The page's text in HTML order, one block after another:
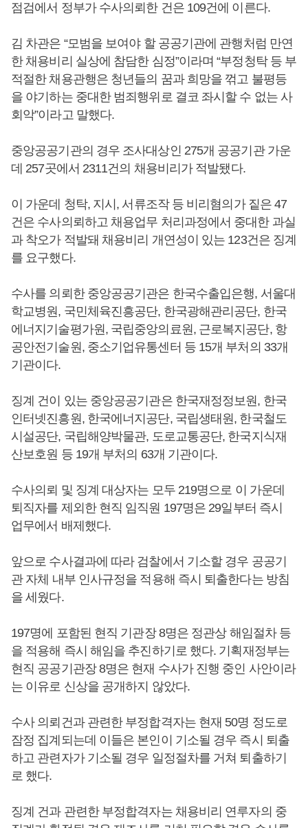
점검에서 정부가 수사의뢰한 건은 109건에 이른다.
김 차관은 “모범을 보여야 할 공공기관에 관행처럼 만연
한 채용비리 실상에 참담한 심정”이라며 “부정청탁 등 부
적절한 채용관행은 청년들의 꿈과 희망을 꺾고 불평등
을 야기하는 중대한 범죄행위로 결코 좌시할 수 없는 사
회악”이라고 말했다.
중앙공공기관의 경우 조사대상인 275개 공공기관 가운
데 257곳에서 2311건의 채용비리가 적발됐다.
이 가운데 청탁, 지시, 서류조작 등 비리혐의가 짙은 47
건은 수사의뢰하고 채용업무 처리과정에서 중대한 과실
과 착오가 적발돼 채용비리 개연성이 있는 123건은 징계
를 요구했다.
수사를 의뢰한 중앙공공기관은 한국수출입은행, 서울대
학교병원, 국민체육진흥공단, 한국광해관리공단, 한국
에너지기술평가원, 국립중앙의료원, 근로복지공단, 항
공안전기술원, 중소기업유통센터 등 15개 부처의 33개
기관이다.
징계 건이 있는 중앙공공기관은 한국재정정보원, 한국
인터넷진흥원, 한국에너지공단, 국립생태원, 한국철도
시설공단, 국립해양박물관, 도로교통공단, 한국지식재
산보호원 등 19개 부처의 63개 기관이다.
수사의뢰 및 징계 대상자는 모두 219명으로 이 가운데
퇴직자를 제외한 현직 임직원 197명은 29일부터 즉시
업무에서 배제했다.
앞으로 수사결과에 따라 검찰에서 기소할 경우 공공기
관 자체 내부 인사규정을 적용해 즉시 퇴출한다는 방침
을 세웠다.
197명에 포함된 현직 기관장 8명은 정관상 해임절차 등
을 적용해 즉시 해임을 추진하기로 했다. 기획재정부는
현직 공공기관장 8명은 현재 수사가 진행 중인 사안이라
는 이유로 신상을 공개하지 않았다.
수사 의뢰건과 관련한 부정합격자는 현재 50명 정도로
잠정 집계되는데 이들은 본인이 기소될 경우 즉시 퇴출
하고 관련자가 기소될 경우 일정절차를 거쳐 퇴출하기
로 했다.
징계 건과 관련한 부정합격자는 채용비리 연루자의 중